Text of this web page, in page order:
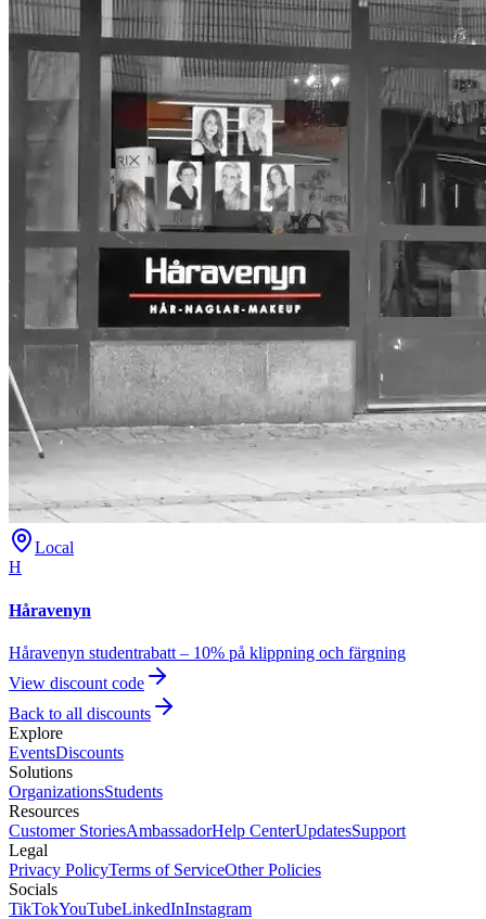
Local
H
Håravenyn
Håravenyn studentrabatt – 10% på klippning och färgning
View discount code
Back to all discounts
Explore
EventsDiscounts
Solutions
OrganizationsStudents
Resources
Customer StoriesAmbassadorHelp CenterUpdatesSupport
Legal
Privacy PolicyTerms of ServiceOther Policies
Socials
TikTokYouTubeLinkedInInstagram